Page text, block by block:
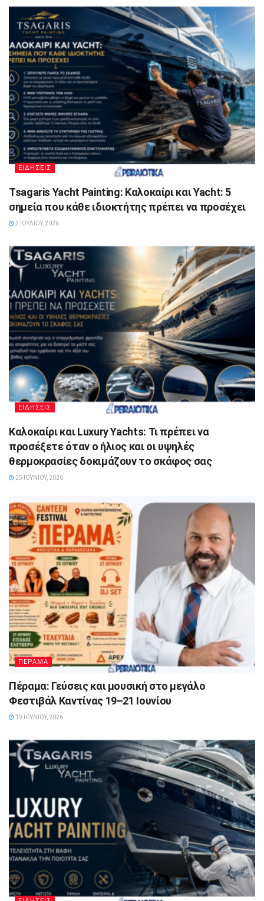
ΕΙΔΗΣΕΙΣ
Tsagaris Yacht Painting: Καλοκαίρι και Yacht: 5
σημεία που κάθε ιδιοκτήτης πρέπει να προσέχει
2 ΙΟΥΛΊΟΥ, 2026
ΕΙΔΗΣΕΙΣ
Καλοκαίρι και Luxury Yachts: Τι πρέπει να
προσέξετε όταν ο ήλιος και οι υψηλές
θερμοκρασίες δοκιμάζουν το σκάφος σας
25 ΙΟΥΝΊΟΥ, 2026
ΠΕΡΑΜΑ
Πέραμα: Γεύσεις και μουσική στο μεγάλο
Φεστιβάλ Καντίνας 19–21 Ιουνίου
19 ΙΟΥΝΊΟΥ, 2026